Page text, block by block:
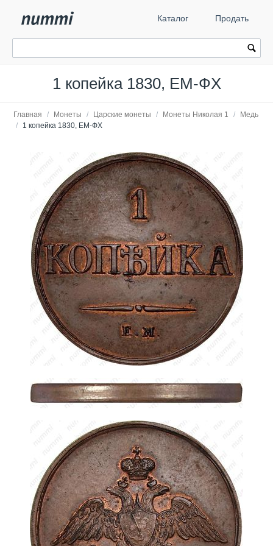
Каталог Продать
1 копейка 1830, ЕМ-ФХ
Главная / Монеты / Царские монеты / Монеты Николая 1 /
Медь
/
1 копейка 1830, ЕМ-ФХ